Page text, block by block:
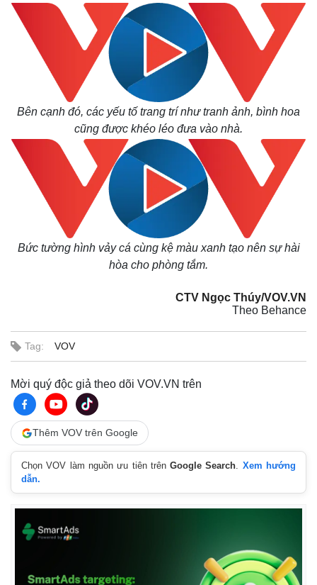
Kinh tế
Bất động sản
Khởi nghiệp
Thị trường
Giá vàng
Tiêu dùng
Tỷ giá
Chứng khoán
Bên cạnh đó, các yếu tố trang trí như tranh ảnh, bình hoa
cũng được khéo léo đưa vào nhà.
Bức tường hình vảy cá cùng kệ màu xanh tạo nên sự hài
hòa cho phòng tắm.
CTV Ngọc Thúy/VOV.VN
Theo Behance
Tag: VOV
Mời quý độc giả theo dõi VOV.VN trên
Thêm VOV trên Google
Chọn VOV làm nguồn ưu tiên trênGoogle Search. Xem hướng
dẫn.